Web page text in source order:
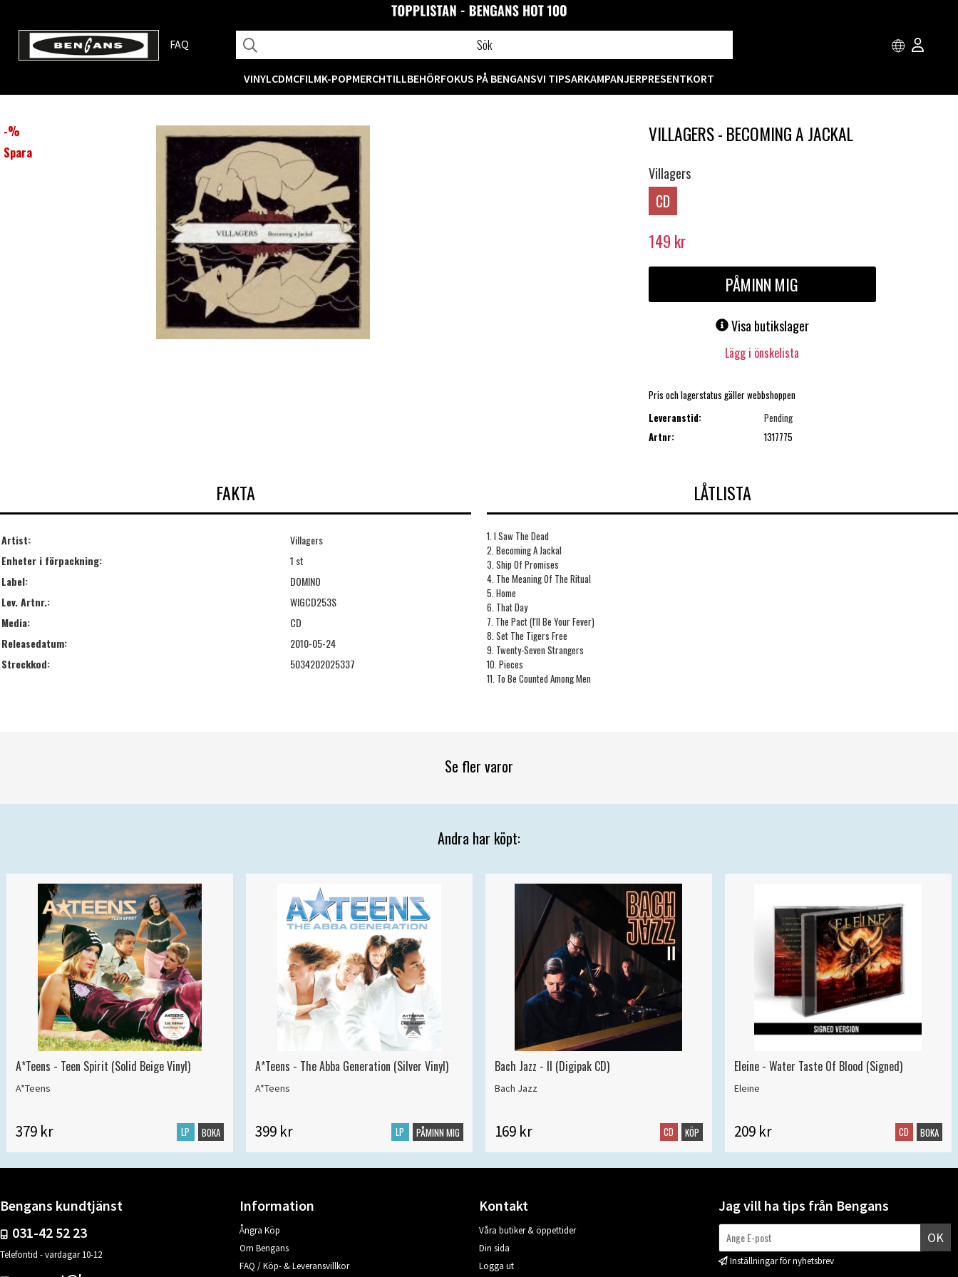
FAQ
VINYLCDMCFILMK-POPMERCHTILLBEHÖRFOKUS PÅ BENGANSVI TIPSARKAMPANJERPRESENTKORT
-%
Spara
VILLAGERS - BECOMING A JACKAL
Villagers
CD
149 kr
PÅMINN MIG
Visa butikslager
Lägg i önskelista
Pris och lagerstatus gäller webbshoppen
Leveranstid:
Pending
Artnr:
1317775
FAKTA
Artist:
Villagers
Enheter i förpackning:
1 st
Label:
DOMINO
Lev. Artnr.:
WIGCD253S
Media:
CD
Releasedatum:
2010-05-24
Streckkod:
5034202025337
LÅTLISTA
1. I Saw The Dead
2. Becoming A Jackal
3. Ship Of Promises
4. The Meaning Of The Ritual
5. Home
6. That Day
7. The Pact (I'll Be Your Fever)
8. Set The Tigers Free
9. Twenty-Seven Strangers
10. Pieces
11. To Be Counted Among Men
Se fler varor
Andra har köpt:
A*Teens - Teen Spirit (Solid Beige Vinyl)
A*Teens
379 kr LP BOKA
A*Teens - The Abba Generation (Silver Vinyl)
A*Teens
399 kr LP PÅMINN MIG
Bach Jazz - II (Digipak CD)
Bach Jazz
169 kr CD KÖP
Eleine - Water Taste Of Blood (Signed)
Eleine
209 kr CD BOKA
Bengans kundtjänst
031-42 52 23
Telefontid - vardagar 10-12
Information
Ångra Köp
Om Bengans
FAQ / Köp- & Leveransvillkor
Kontakt
Våra butiker & öppettider
Din sida
Logga ut
Jag vill ha tips från Bengans
OK
Inställningar för nyhetsbrev